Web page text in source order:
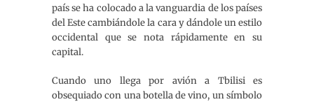
país se ha colocado a la vanguardia de los países
del Este cambiándole la cara y dándole un estilo
occidental que se nota rápidamente en su
capital.
Cuando uno llega por avión a Tbilisi es
obsequiado con una botella de vino, un símbolo